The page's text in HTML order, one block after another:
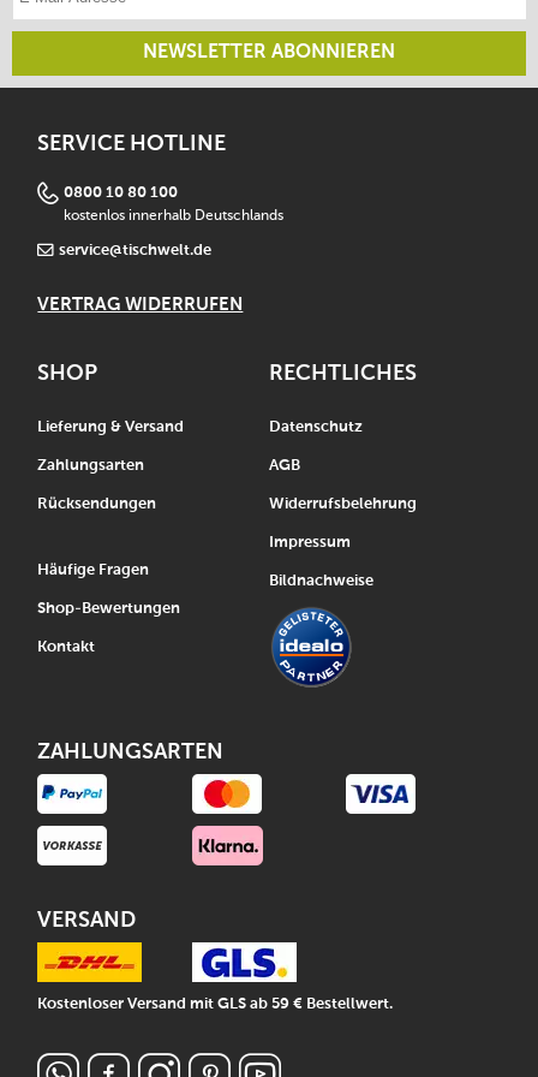
NEWSLETTER ABONNIEREN
SERVICE HOTLINE
0800 10 80 100
kostenlos innerhalb Deutschlands
service@tischwelt.de
VERTRAG WIDERRUFEN
SHOP
Lieferung & Versand
Zahlungsarten
Rücksendungen
Häufige Fragen
Shop-Bewertungen
Kontakt
RECHTLICHES
Datenschutz
AGB
Widerrufsbelehrung
Impressum
Bildnachweise
ZAHLUNGSARTEN
VERSAND
Kostenloser Versand mit GLS ab 59 € Bestellwert.